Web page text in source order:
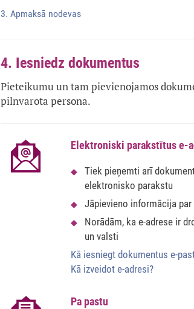
3. Apmaksā nodevas
4. Iesniedz dokumentus
Pieteikumu un tam pievienojamos
pilnvarota persona.
Elektroniski parakstītus e-
Tiek pieņemti arī
elektronisko parakstu
Jāpievieno informācija
Norādām, ka e-adrese ir
un valsti
Kā iesniegt dokumentus e-
Kā izveidot e-adresi?
Pa pastu